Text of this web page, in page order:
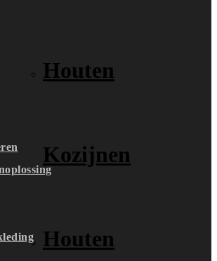
Houten
Kozijnen
Houten